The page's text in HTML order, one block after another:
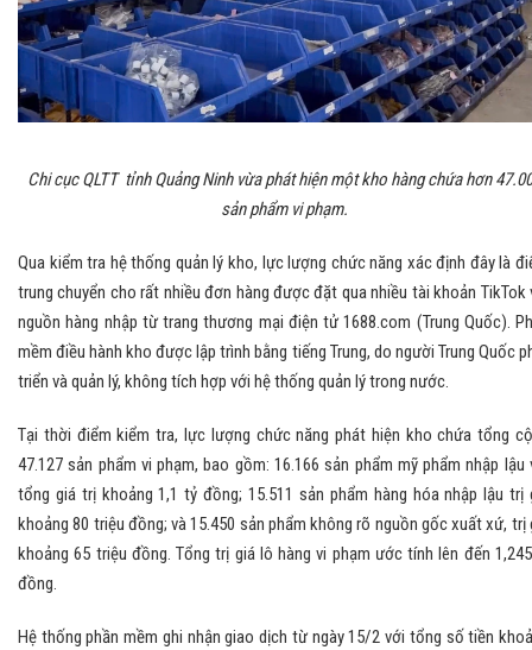
Chi cục QLTT tỉnh Quảng Ninh vừa phát hiện một kho hàng chứa hơn
sản phẩm vi phạm.
Qua kiểm tra hệ thống quản lý kho, lực lượng chức năng xác định đây là
trung chuyển cho rất nhiều đơn hàng được đặt qua nhiều tài khoản TikTok
nguồn hàng nhập từ trang thương mại điện tử 1688.com (Trung Quốc).
mềm điều hành kho được lập trình bằng tiếng Trung, do người Trung Quốc
triển và quản lý, không tích hợp với hệ thống quản lý trong nước.
Tại thời điểm kiểm tra, lực lượng chức năng phát hiện kho chứa tổng
47.127 sản phẩm vi phạm, bao gồm: 16.166 sản phẩm mỹ phẩm nhập lậu
tổng giá trị khoảng 1,1 tỷ đồng; 15.511 sản phẩm hàng hóa nhập lậu trị
khoảng 80 triệu đồng; và 15.450 sản phẩm không rõ nguồn gốc xuất xứ, trị
khoảng 65 triệu đồng. Tổng trị giá lô hàng vi phạm ước tính lên đến
đồng.
Hệ thống phần mềm ghi nhận giao dịch từ ngày 15/2 với tổng số tiền